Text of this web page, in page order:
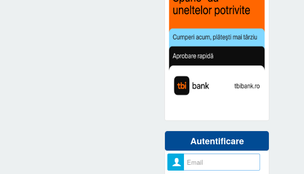
Autentificare
Nume utilizator